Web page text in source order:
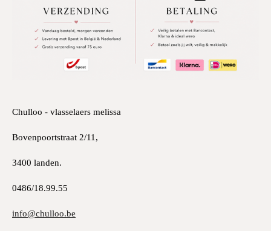
Chulloo - vlasselaers melissa
Bovenpoortstraat 2/11,
3400 landen.
0486/18.99.55
info@chulloo.be